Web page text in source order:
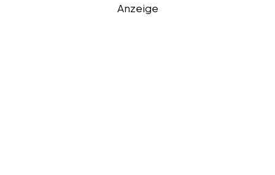
Anzeige